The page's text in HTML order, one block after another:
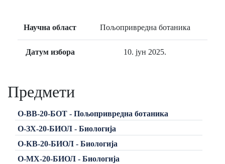
Научна област Пољопривредна ботаника
Датум избора 10. јун 2025.
Предмети
О-ВВ-20-БОТ - Пољопривредна ботаника
О-ЗХ-20-БИОЛ - Биологија
О-КВ-20-БИОЛ - Биологија
О-МХ-20-БИОЛ - Биологија